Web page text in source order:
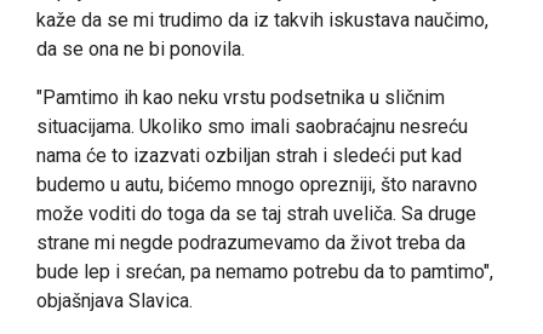
kaže da se mi trudimo da iz takvih iskustava naučimo,
da se ona ne bi ponovila.
"Pamtimo ih kao neku vrstu podsetnika u sličnim
situacijama. Ukoliko smo imali saobraćajnu nesreću
nama će to izazvati ozbiljan strah i sledeći put kad
budemo u autu, bićemo mnogo oprezniji, što naravno
može voditi do toga da se taj strah uveliča. Sa druge
strane mi negde podrazumevamo da život treba da
bude lep i srećan, pa nemamo potrebu da to pamtimo",
objašnjava Slavica.